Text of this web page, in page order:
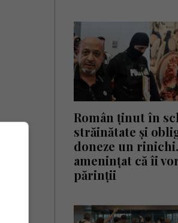
Român ținut în
străinătate și
doneze un
amenințat că îi
părinții